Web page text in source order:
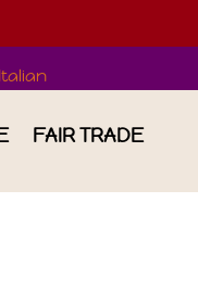
Italian
FAIR TRADE